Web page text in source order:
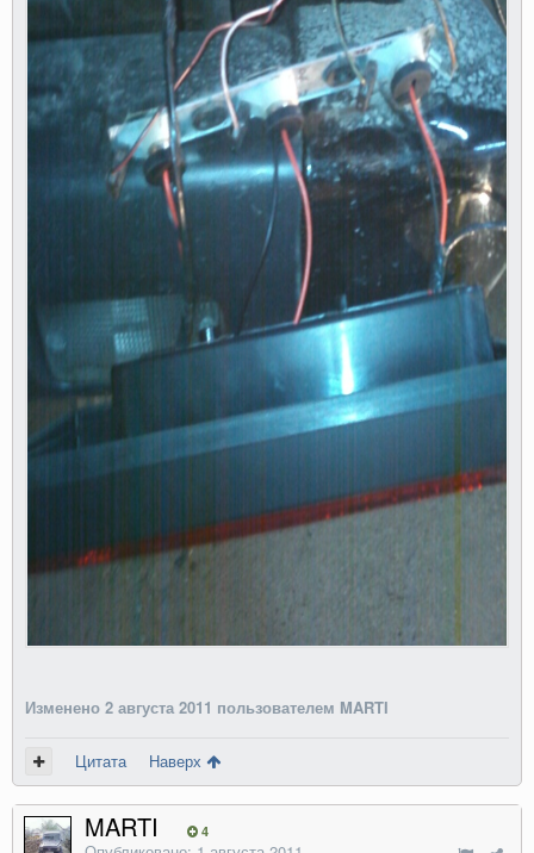
Изменено 2 августа 2011 пользователем MARTI
Цитата Наверх
MARTI 4